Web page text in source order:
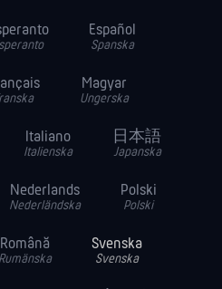
Español
Spanska
Magyar
Ungerska
Italiano
Italienska
日本語
Japanska
Nederlands
Nederländska
Polski
Polski
Română
Rumänska
Svenska
Svenska